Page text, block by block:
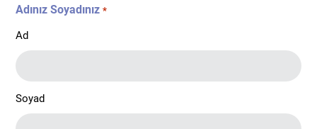
Adınız Soyadınız *
Ad
Soyad